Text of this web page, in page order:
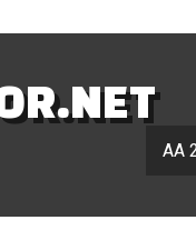
AA